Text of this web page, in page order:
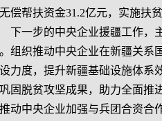
偿帮扶资金31.2亿元，实施扶
一步的中央企业援疆工作，主
组织推动中央企业在新疆关系
力度，提升新疆基础设施体系
固脱贫攻坚成果，助力全面推
动中央企业加强与兵团合资合